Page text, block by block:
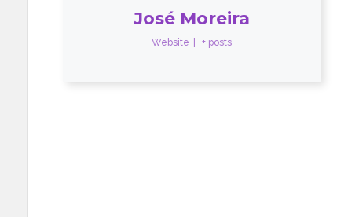
José Moreira
Website + posts